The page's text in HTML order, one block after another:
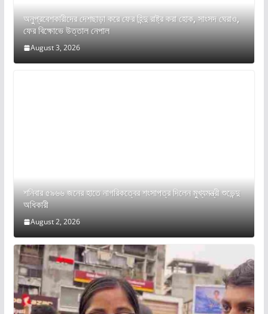
অনুপ্রবেশকারীদের দেশছাড়া করে ফের হিন্দু রাষ্ট্র করা হোক, সাংসদ ঘেরাও,
ফের বিক্ষোভে উত্তাল নেপাল
August 3, 2026
শনিবার ৫৯৬৬ জনের হাতে নাগরিকত্বের শংসাপত্র দিলেন মুখ্যমন্ত্রী শুভেন্দু
অধিকারী
August 2, 2026